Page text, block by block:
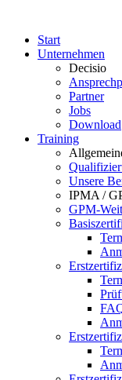
Start
Unternehmen
Decisio
Partner
Jobs
Download
Training
Unsere
IPMA /
GPM-